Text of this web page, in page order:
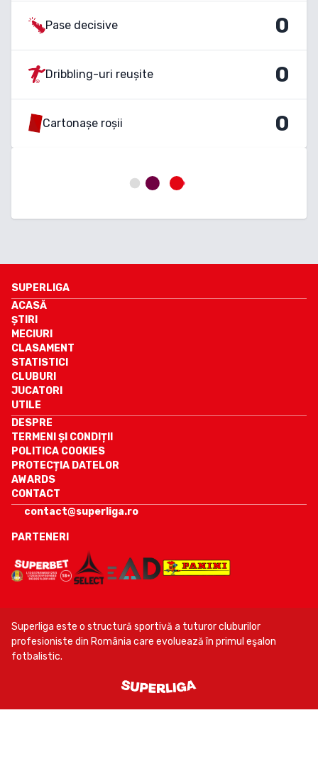
Pase decisive 0
Dribbling-uri reușite 0
Cartonașe roșii 0
SUPERLIGA
ACASĂ
ȘTIRI
MECIURI
CLASAMENT
STATISTICI
CLUBURI
JUCATORI
UTILE
DESPRE
TERMENI ȘI CONDIȚII
POLITICA COOKIES
PROTECȚIA DATELOR
AWARDS
CONTACT
contact@superliga.ro
PARTENERI
Superliga este o structură sportivă a tuturor cluburilor
profesioniste din România care evoluează în primul eşalon
fotbalistic.